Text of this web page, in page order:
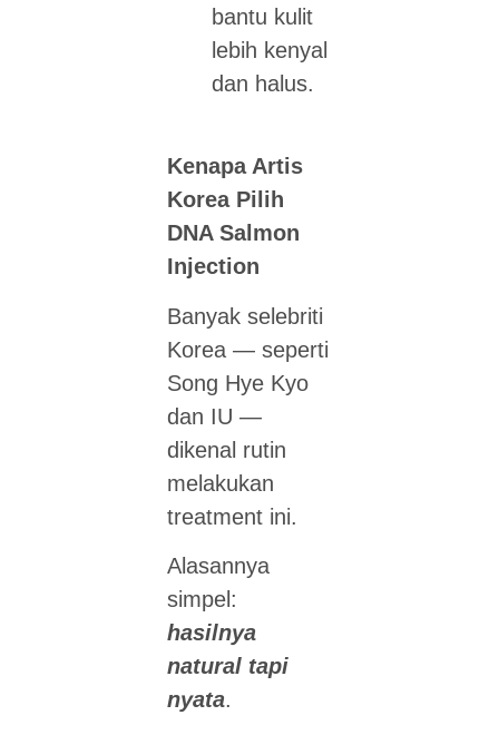
bantu kulit
lebih kenyal
dan halus.
Kenapa Artis
Korea Pilih
DNA Salmon
Injection
Banyak selebriti
Korea — seperti
Song Hye Kyo
dan IU —
dikenal rutin
melakukan
treatment ini.
Alasannya
simpel:
hasilnya
natural tapi
nyata.